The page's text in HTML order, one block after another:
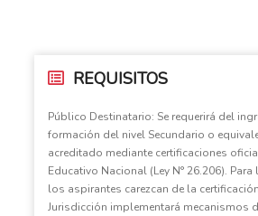
REQUISITOS
Público Destinatario: Se requerirá del
formación del nivel Secundario o
acreditado mediante certificaciones
Educativo Nacional (Ley N° 26.206).
los aspirantes carezcan de la
Jurisdicción implementará mecanismos